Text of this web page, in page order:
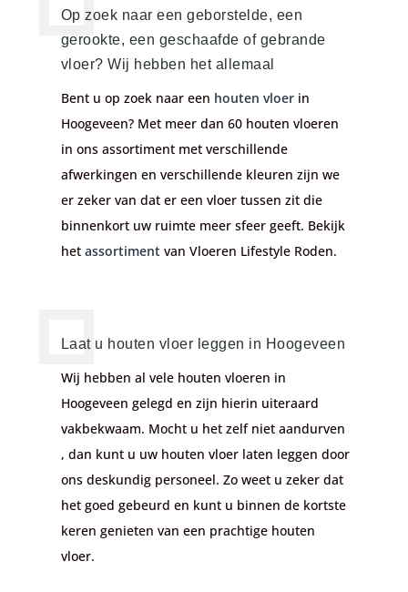
Op zoek naar een geborstelde, een
gerookte, een geschaafde of gebrande
vloer? Wij hebben het allemaal
Bent u op zoek naar een houten vloerin
Hoogeveen? Met meer dan 60 houten vloeren
in ons assortiment met verschillende
afwerkingen en verschillende kleuren zijn we
er zeker van dat er een vloer tussen zit die
binnenkort uw ruimte meer sfeer geeft. Bekijk
het assortiment van Vloeren Lifestyle Roden.
Laat u houten vloer leggen in Hoogeveen
Wij hebben al vele houten vloeren in
Hoogeveen gelegd en zijn hierin uiteraard
vakbekwaam. Mocht u het zelf niet aandurven
, dan kunt u uw houten vloer laten leggen door
ons deskundig personeel. Zo weet u zeker dat
het goed gebeurd en kunt u binnen de kortste
keren genieten van een prachtige houten
vloer.